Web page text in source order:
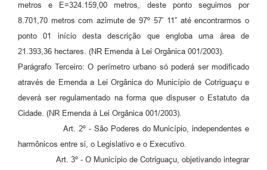
metros e E=324.159,00 metros, deste ponto seguimos por
8.701,70 metros com azimute de 97º 57’ 11” até encontrarmos o
ponto 01 início desta descrição que engloba uma área de
21.393,36 hectares. (NR Emenda à Lei Orgânica 001/2003).
Parágrafo Terceiro: O perímetro urbano só poderá ser modificado
através de Emenda a Lei Orgânica do Município de Cotriguaçu e
deverá ser regulamentado na forma que dispuser o Estatuto da
Cidade. (NR Emenda à Lei Orgânica 001/2003).
Art. 2º - São Poderes do Município, independentes e
harmônicos entre si, o Legislativo e o Executivo.
Art. 3º - O Município de Cotriguaçu, objetivando integrar